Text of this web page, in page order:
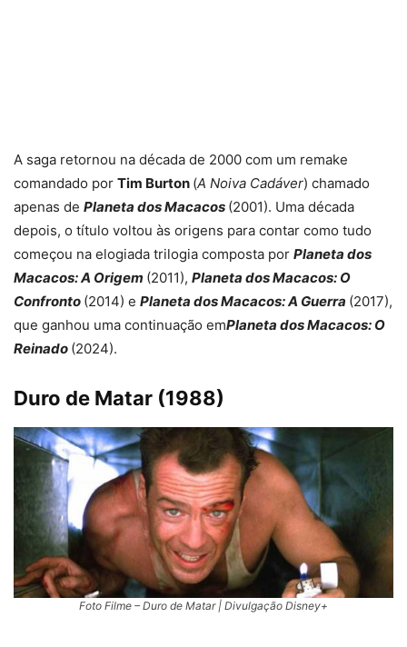
A saga retornou na década de 2000 com um remake
comandado por Tim Burton (A Noiva Cadáver) chamado
apenas de Planeta dos Macacos (2001). Uma década
depois, o título voltou às origens para contar como tudo
começou na elogiada trilogia composta por Planeta dos
Macacos: A Origem (2011), Planeta dos Macacos: O
Confronto (2014) e Planeta dos Macacos: A Guerra (2017),
que ganhou uma continuação emPlaneta dos Macacos: O
Reinado (2024).
Duro de Matar (1988)
Foto Filme – Duro de Matar | Divulgação Disney+